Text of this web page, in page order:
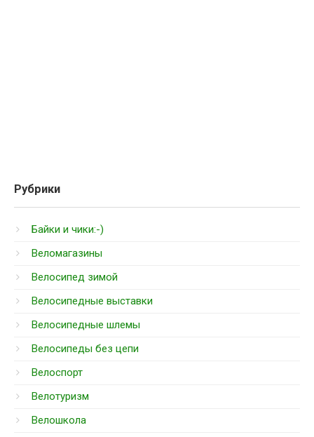
Рубрики
Байки и чики:-)
Веломагазины
Велосипед зимой
Велосипедные выставки
Велосипедные шлемы
Велосипеды без цепи
Велоспорт
Велотуризм
Велошкола